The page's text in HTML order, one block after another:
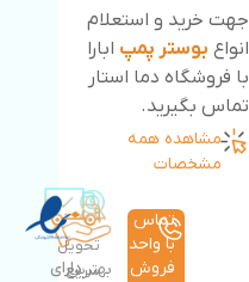
جهت خرید و استعلام
انواع بوستر پمپ ابارا
با فروشگاه دما استار
تماس بگیرید.
مشاهده همه
مشخصات
بهترین
تحویل
سریعدارای
تماس
با واحد
فروش